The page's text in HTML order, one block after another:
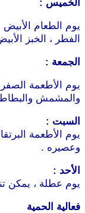
الخميس :
يوم الطعام الأبيض
الفطر ، الخبز
الجمعة :
يوم الأطعمة
والمشمش
السبت :
يوم الأطعمة
وعصيره .
الأحد :
يوم عطلة ، يمكن
فعالية الحمية